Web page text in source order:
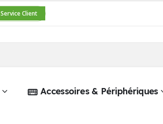
Service Client
Accessoires & Périphériques